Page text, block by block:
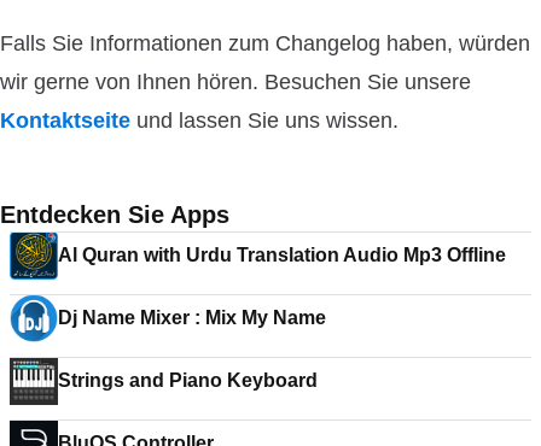
Falls Sie Informationen zum Changelog haben, würden
wir gerne von Ihnen hören. Besuchen Sie unsere
Kontaktseite und lassen Sie uns wissen.
Entdecken Sie Apps
Al Quran with Urdu Translation Audio Mp3 Offline
Dj Name Mixer : Mix My Name
Strings and Piano Keyboard